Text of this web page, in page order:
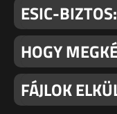
ESIC-
HOGY
FÁJLOK